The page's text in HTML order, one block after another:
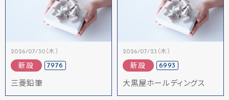
2026/07/30（木）
新設 7976
三菱鉛筆
2026/07/23（木）
新設 6993
大黒屋ホールディングス